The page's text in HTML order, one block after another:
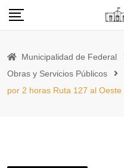
Skip
Municipalidad de Federal
Obras y Servicios Públicos
por 2 horas Ruta 127 al Oeste